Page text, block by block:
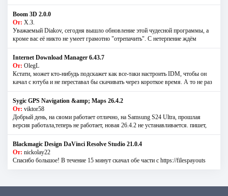
Boom 3D 2.0.0
От: Х.З.
Уважаемый Diakov, сегодня вышло обновление этой чудесной программы, а
кроме вас её никто не умеет грамотно "отрепачить". С нетерпение ждём
Internet Download Manager 6.43.7
От: OlegL
Кстати, может кто-нибудь подскажет как все-таки настроить IDM, чтобы он
качал с ютуба и не переставал бы скачивать через короткое время. А то не раз
Sygic GPS Navigation &amp; Maps 26.4.2
От: viktor58
Добрый день, на сяоми работает отлично, на Samsung S24 Ultra, прошлая
версия работала,теперь не работает, новая 26.4.2 не устанавливается. пишет,
Blackmagic Design DaVinci Resolve Studio 21.0.4
От: nickolay22
Спасибо большое! В течение 15 минут скачал обе части с https://filespayouts